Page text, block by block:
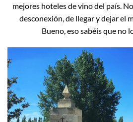
mejores hoteles de vino del país.
desconexión, de llegar y dejar el
Bueno, eso sabéis que no